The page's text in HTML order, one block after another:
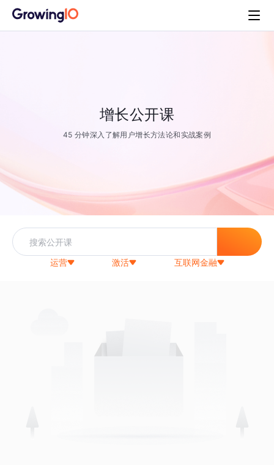
增长公开课
45 分钟深入了解用户增长方法论和实战案例
运营 激活 互联网金融